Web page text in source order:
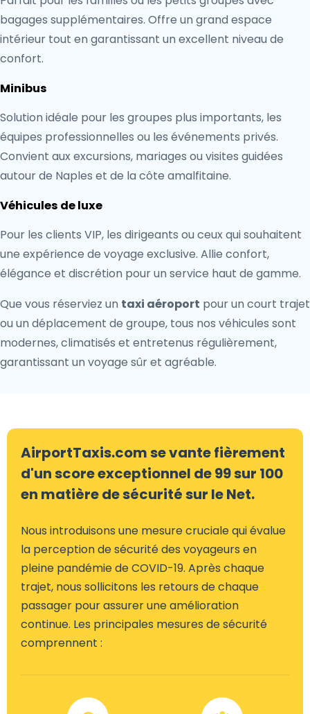
bagages supplémentaires. Offre un grand espace
intérieur tout en garantissant un excellent niveau de
confort.
Minibus
Solution idéale pour les groupes plus importants, les
équipes professionnelles ou les événements privés.
Convient aux excursions, mariages ou visites guidées
autour de Naples et de la côte amalfitaine.
Véhicules de luxe
Pour les clients VIP, les dirigeants ou ceux qui souhaitent
une expérience de voyage exclusive. Allie confort,
élégance et discrétion pour un service haut de gamme.
Que vous réserviez un taxi aéroport pour un court trajet
ou un déplacement de groupe, tous nos véhicules sont
modernes, climatisés et entretenus régulièrement,
garantissant un voyage sûr et agréable.
AirportTaxis.com se vante fièrement
d'un score exceptionnel de 99 sur 100
en matière de sécurité sur le Net.
Nous introduisons une mesure cruciale qui évalue
la perception de sécurité des voyageurs en
pleine pandémie de COVID-19. Après chaque
trajet, nous sollicitons les retours de chaque
passager pour assurer une amélioration
continue. Les principales mesures de sécurité
comprennent :